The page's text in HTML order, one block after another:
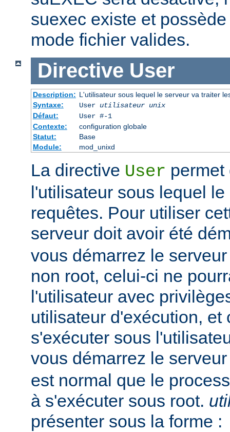
suexec existe et
mode fichier valides.
Directive User
Description: L'utilisateur sous lequel le serveur va traiter
Syntaxe:
User utilisateur unix
Défaut:
User #-1
Contexte:
configuration globale
Statut:
Base
Module:
mod_unixd
La directive User permet
l'utilisateur sous lequel
requêtes. Pour utiliser
serveur doit avoir été
vous démarrez le
non root, celui-ci ne
l'utilisateur avec
utilisateur d'exécution, et
s'exécuter sous
vous démarrez le
est normal que le
à s'exécuter sous root.
présenter sous la forme :